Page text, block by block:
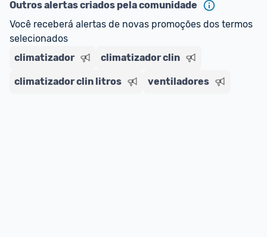
Outros alertas criados pela comunidade
Você receberá alertas de novas promoções dos termos
selecionados
climatizador
climatizador clin
climatizador clin litros ventiladores